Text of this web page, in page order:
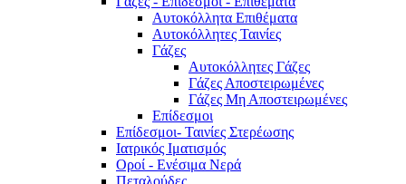
Αυτοκόλλητα Επιθέματα
Αυτοκόλλητες Ταινίες
Γάζες
Αυτοκόλλητες Γάζες
Γάζες Αποστειρωμένες
Γάζες Μη Αποστειρωμένες
Επίδεσμοι
Επίδεσμοι- Ταινίες Στερέωσης
Ιατρικός Ιματισμός
Οροί - Ενέσιμα Νερά